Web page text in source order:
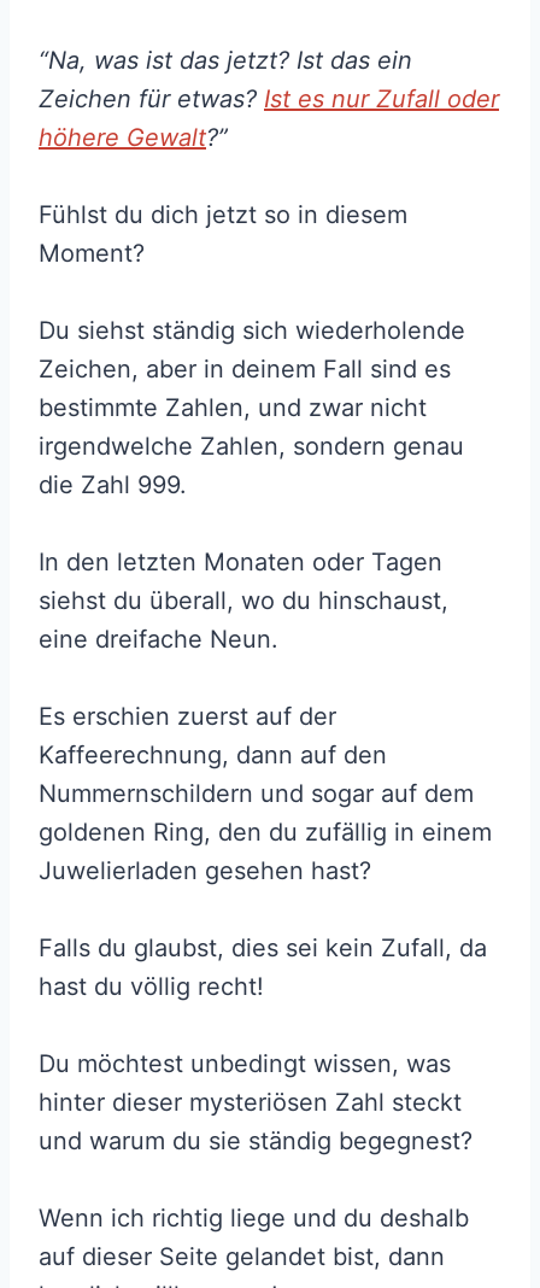
“Na, was ist das jetzt? Ist das ein
Zeichen für etwas? Ist es nur Zufall oder
höhere Gewalt?”
Fühlst du dich jetzt so in diesem
Moment?
Du siehst ständig sich wiederholende
Zeichen, aber in deinem Fall sind es
bestimmte Zahlen, und zwar nicht
irgendwelche Zahlen, sondern genau
die Zahl 999.
In den letzten Monaten oder Tagen
siehst du überall, wo du hinschaust,
eine dreifache Neun.
Es erschien zuerst auf der
Kaffeerechnung, dann auf den
Nummernschildern und sogar auf dem
goldenen Ring, den du zufällig in einem
Juwelierladen gesehen hast?
Falls du glaubst, dies sei kein Zufall, da
hast du völlig recht!
Du möchtest unbedingt wissen, was
hinter dieser mysteriösen Zahl steckt
und warum du sie ständig begegnest?
Wenn ich richtig liege und du deshalb
auf dieser Seite gelandet bist, dann